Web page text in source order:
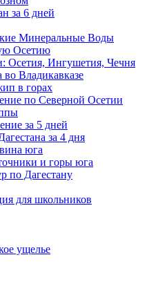
за 6 дней
Минеральные Воды
Осетию
Осетия, Ингушетия, Чечня
Владикавказе
в горах
по Северной Осетии
за 5 дней
за 4 дня
юга
и горы юга
по Дагестану
для школьников
ущелье